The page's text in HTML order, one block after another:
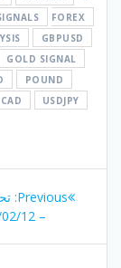
FOREX
GBPUSD
GOLD SIGNAL
POUND
USDJPY
راهبری
نوشته
Previous:
– 1404/02/12